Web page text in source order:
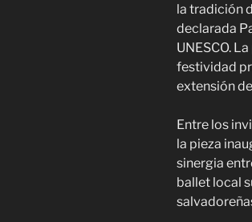
la tradición
declarada
UNESCO.
festividad
extensión
Entre los
la pieza
sinergia
ballet local